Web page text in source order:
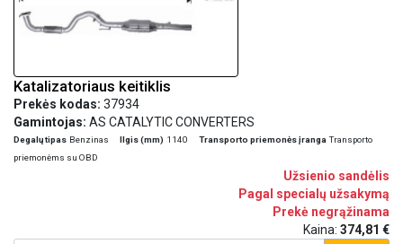
Katalizatoriaus keitiklis
Prekės kodas: 37934
Gamintojas: AS CATALYTIC CONVERTERS
Degalų tipas Benzinas Ilgis (mm) 1140 Transporto priemonės įranga Transporto
priemonėms su OBD
Užsienio sandėlis
Pagal specialų užsakymą
Prekė negrąžinama
Kaina: 374,81 €